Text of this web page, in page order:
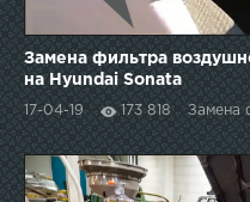
Замена фильтра
на Hyundai Sonata
17-04-19 173 818 Замена